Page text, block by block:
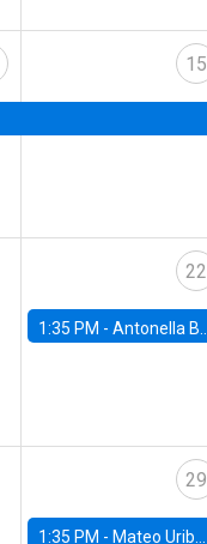
15
22
1:35 PM -Antonella Bancalari, Institute for Fiscal Studies (IFS) and Research Associate at University College London (UCL)
29
1:35 PM - Mateo Uribe-Castro, Universidad de los Andes (Colombia)